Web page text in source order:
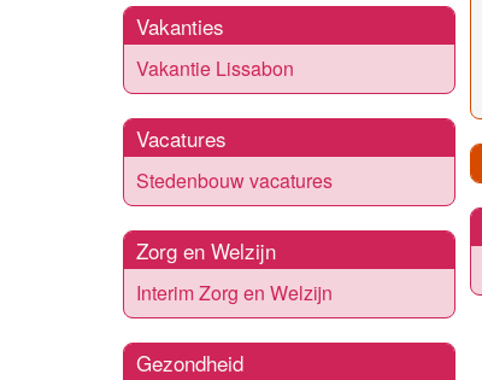
Vakanties
Vakantie Lissabon
Vacatures
Stedenbouw vacatures
Zorg en Welzijn
Interim Zorg en Welzijn
Gezondheid